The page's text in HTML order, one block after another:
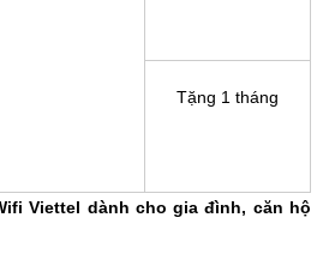
Tặng 1 tháng
Viettel dành cho gia đình, căn hộ